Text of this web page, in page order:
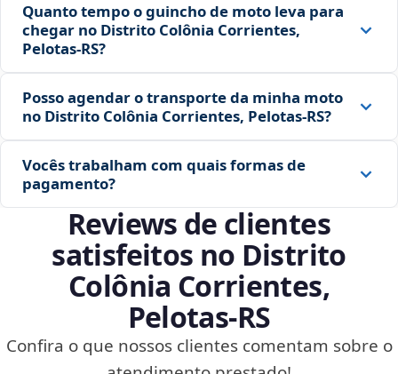
Quanto tempo o guincho de moto leva para
chegar no Distrito Colônia Corrientes,
Pelotas‑RS?
Posso agendar o transporte da minha moto
no Distrito Colônia Corrientes, Pelotas‑RS?
Vocês trabalham com quais formas de
pagamento?
Reviews de clientes
satisfeitos no Distrito
Colônia Corrientes,
Pelotas‑RS
Confira o que nossos clientes comentam sobre o